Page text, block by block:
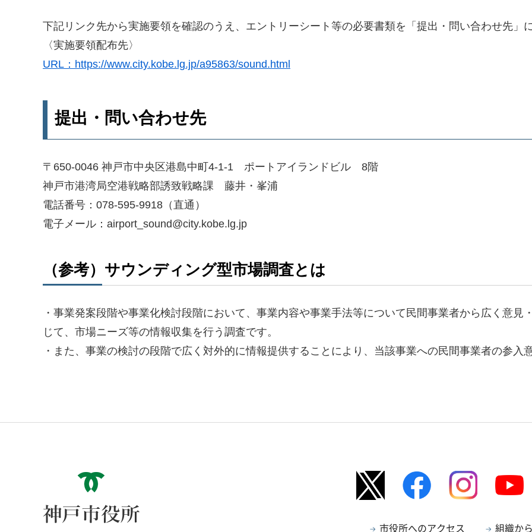
下記リンク先から実施要領を確認のうえ、エントリーシート等の必要書類を「提出・問い合わせ先」
〈実施要領配布先〉
URL：https://www.city.kobe.lg.jp/a95863/sound.html
提出・問い合わせ先
〒650-0046 神戸市中央区港島中町4-1-1 ポートアイランドビル 8階
神戸市港湾局空港戦略部誘致戦略課 藤井・峯浦
電話番号：078-595-9918（直通）
電子メール：airport_sound@city.kobe.lg.jp
（参考）サウンディング型市場調査とは
・事業発案段階や事業化検討段階において、事業内容や事業手法等について民間事業者から広く意見
じて、市場ニーズ等の情報収集を行う調査です。
・また、事業の検討の段階で広く対外的に情報提供することにより、当該事業への民間事業者の参入
神戸市役所
市役所へのアクセス 組織か